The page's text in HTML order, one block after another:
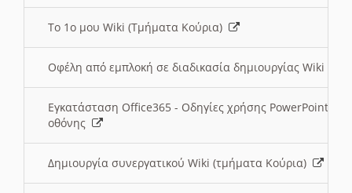
Το 1ο μου Wiki (Τμήματα Κούρια)
Οφέλη από εμπλοκή σε διαδικασία δημιουργίας Wiki
Εγκατάσταση Office365 - Οδηγίες χρήσης PowerPoint
οθόνης
Δημιουργία συνεργατικού Wiki (τμήματα Κούρια)